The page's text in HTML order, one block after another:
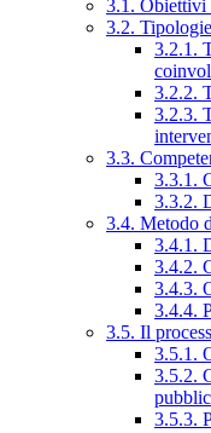
3.1. Obiettivi
3.2.
3.2.1.
3.2.2.
3.2.3.
3.3.
3.3.1.
3.3.2.
3.4. Metodo
3.4.1.
3.4.2.
3.4.3.
3.4.4.
3.5. Il
3.5.1.
3.5.2.
3.5.3.